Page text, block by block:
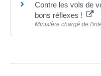
Contre les vols de
bons réflexes !
Ministère chargé de